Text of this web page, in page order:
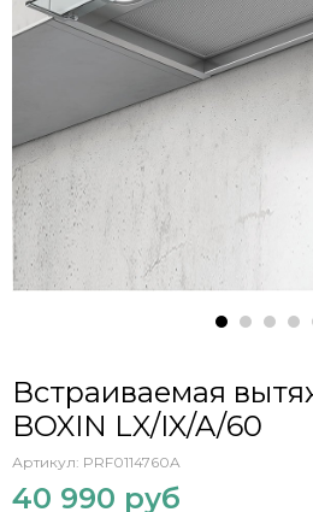
Встраиваемая
BOXIN LX/IX/A/60
Артикул: PRF0114760A
40 990 руб